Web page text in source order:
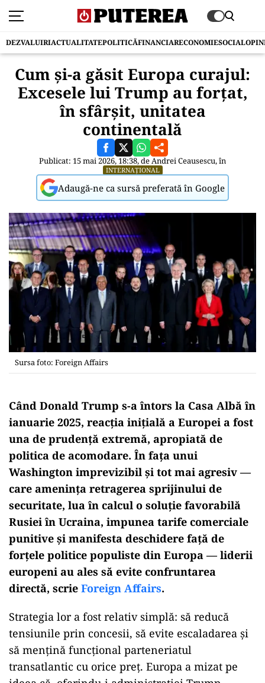
DEZVALUIRIACTUALITATEPOLITICĂFINANCIARECONOMIESOCIAL
Cum și-a găsit Europa curajul:
Excesele lui Trump au forțat,
în sfârșit, unitatea
continentală
Publicat: 15 mai 2026, 18:38, deAndrei Ceausescu, în
INTERNAȚIONAL
Adaugă-ne ca sursă preferată în Google
Sursa foto: Foreign Affairs
Când Donald Trump s-a întors la Casa Albă în
ianuarie 2025, reacția inițială a Europei a fost
una de prudență extremă, apropiată de
politica de acomodare. În fața unui
Washington imprevizibil și tot mai agresiv —
care amenința retragerea sprijinului de
securitate, lua în calcul o soluție favorabilă
Rusiei în Ucraina, impunea tarife comerciale
punitive și manifesta deschidere față de
forțele politice populiste din Europa — liderii
europeni au ales să evite confruntarea
directă, scrie Foreign Affairs.
Strategia lor a fost relativ simplă: să reducă
tensiunile prin concesii, să evite escaladarea și
să mențină funcțional parteneriatul
transatlantic cu orice preț. Europa a mizat pe